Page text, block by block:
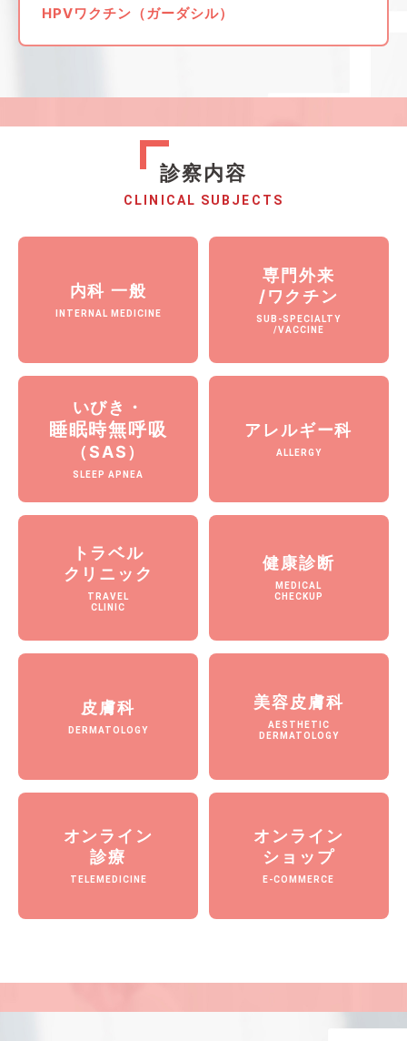
HPVワクチン（ガーダシル）
診察内容
CLINICAL SUBJECTS
内科 一般
INTERNAL MEDICINE
専門外来
/ワクチン
SUB-SPECIALTY
/VACCINE
いびき・
睡眠時無呼吸
（SAS）
SLEEP APNEA
アレルギー科
ALLERGY
トラベル
クリニック
TRAVEL
CLINIC
健康診断
MEDICAL
CHECKUP
皮膚科
DERMATOLOGY
美容皮膚科
AESTHETIC
DERMATOLOGY
オンライン
診療
TELEMEDICINE
オンライン
ショップ
E-COMMERCE